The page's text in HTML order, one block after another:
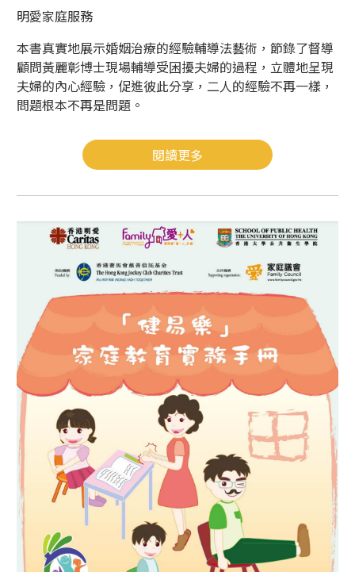
明愛家庭服務
本書真實地展示婚姻治療的經驗輔導法藝術，節錄了督導
顧問黃麗彰博士現場輔導受困擾夫婦的過程，立體地呈現
夫婦的內心經驗，促進彼此分享，二人的經驗不再一樣，
問題根本不再是問題。
閱讀更多